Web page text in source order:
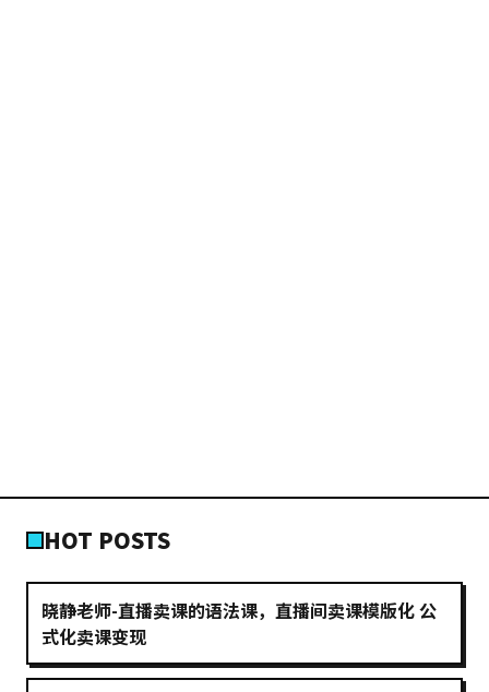
HOT POSTS
晓静老师-直播卖课的语法课，直播间卖课模版化 公
式化卖课变现